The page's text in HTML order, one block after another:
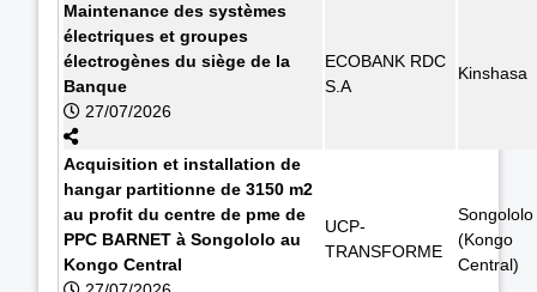
Maintenance des systèmes
électriques et groupes
électrogènes du siège de la
Banque
27/07/2026
ECOBANK RDC
S.A
Kinshasa
Acquisition et installation de
hangar partitionne de 3150 m2
au profit du centre de pme de
PPC BARNET à Songololo au
Kongo Central
UCP-
TRANSFORME
Songololo
(Kongo
Central)